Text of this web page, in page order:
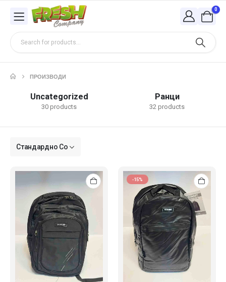
0
ПРОИЗВОДИ
Uncategorized
30 products
Ранци
32 products
-15%